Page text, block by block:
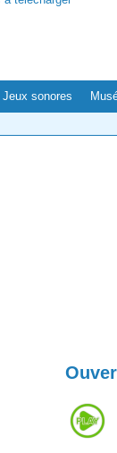
Jeux sonores